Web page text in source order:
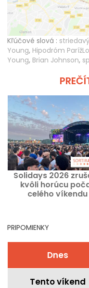
Kľúčové slová :
Young, Hipodróm
Young, Brian Johnson,
Solidays 2026
kvôli horúcu
celého víkendu
PRIPOMIENKY
Dnes
Tento víkend